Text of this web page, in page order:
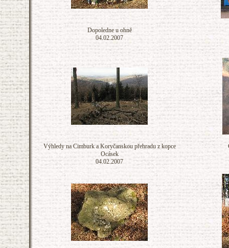
Dopoledne u ohně
04.02.2007
Výhledy na Cimburk a Koryčanskou přehradu z kopce
Ocásek
04.02.2007